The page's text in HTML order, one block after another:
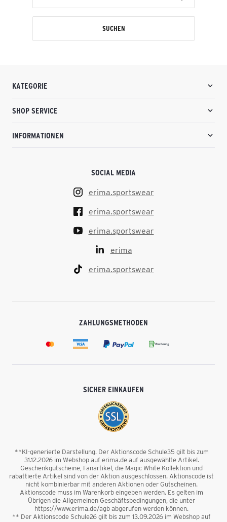
SUCHEN
KATEGORIE
SHOP SERVICE
INFORMATIONEN
SOCIAL MEDIA
erima.sportswear
erima.sportswear
erima.sportswear
erima
erima.sportswear
ZAHLUNGSMETHODEN
SICHER EINKAUFEN
**KI-generierte Darstellung. Der Aktionscode Schule35 gilt bis zum
31.12.2026 im Webshop auf erima.de auf ausgewählte Artikel.
Geschenkgutscheine, Fanartikel, die Magic White Kollektion und
rabattierte Artikel sind von der Aktion ausgeschlossen. Aktionscode ist
nicht kombinierbar mit anderen Aktionen oder Gutscheinen.
Aktionscode muss im Warenkorb eingeben werden. Es gelten im
Übrigen die Allgemeinen Geschäftsbedingungen, die unter
https://www.erima.de/agb abgerufen werden können.
** Der Aktionscode Schule26 gilt bis zum 13.09.2026 im Webshop auf